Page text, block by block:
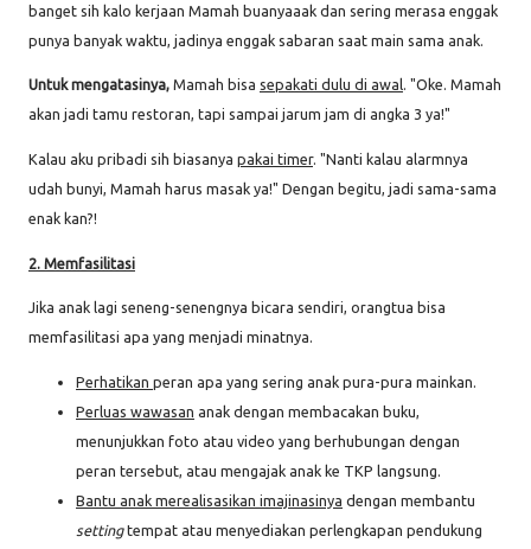
banget sih kalo kerjaan Mamah buanyaaak dan sering merasa enggak
punya banyak waktu, jadinya enggak sabaran saat main sama anak.
Untuk mengatasinya, Mamah bisa sepakati dulu di awal. "Oke. Mamah
akan jadi tamu restoran, tapi sampai jarum jam di angka 3 ya!"
Kalau aku pribadi sih biasanya pakai timer. "Nanti kalau alarmnya
udah bunyi, Mamah harus masak ya!" Dengan begitu, jadi sama-sama
enak kan?!
2. Memfasilitasi
Jika anak lagi seneng-senengnya bicara sendiri, orangtua bisa
memfasilitasi apa yang menjadi minatnya.
Perhatikan peran apa yang sering anak pura-pura mainkan.
Perluas wawasan anak dengan membacakan buku,
menunjukkan foto atau video yang berhubungan dengan
peran tersebut, atau mengajak anak ke TKP langsung.
Bantu anak merealisasikan imajinasinya dengan membantu
settingtempat atau menyediakan perlengkapan pendukung